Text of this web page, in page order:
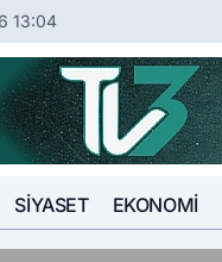
13:04
SIYASET EKONOMI